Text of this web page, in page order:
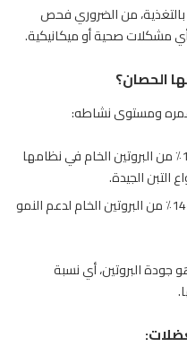
من الضروري فحص
مشكلات صحية أو ميكانيكية.
الحصان؟
عمره ومستوى نشاطه:
الخيول الناضجة تحتاج عادةً إلى 10-11٪ من البروتين الخام في نظامها
التبن الجيدة.
الخيول الصغيرة النامية تحتاج إلى 12-14٪ من البروتين الخام لدعم النمو
جودة البروتين، أي نسبة